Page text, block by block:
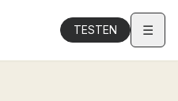
TESTEN ☰